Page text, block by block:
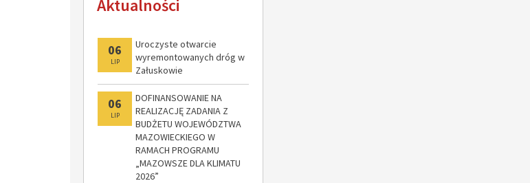
modernizacji
Aktualności
06
LIP
Uroczyste otwarcie
wyremontowanych dróg w
Załuskowie
06
LIP
DOFINANSOWANIE NA
REALIZACJĘ ZADANIA Z
BUDŻETU WOJEWÓDZTWA
MAZOWIECKIEGO W
RAMACH PROGRAMU
„MAZOWSZE DLA KLIMATU
2026”